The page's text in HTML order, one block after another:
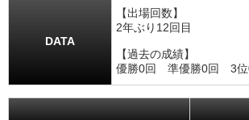
DATA
【出場回数】
2年ぶり12回目
【過去の成績】
優勝0回 準優勝0回 3位